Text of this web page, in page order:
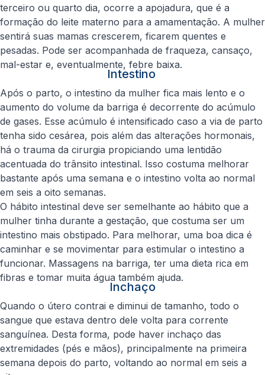
terceiro ou quarto dia, ocorre a apojadura, que é a
formação do leite materno para a amamentação. A mulher
sentirá suas mamas crescerem, ficarem quentes e
pesadas. Pode ser acompanhada de fraqueza, cansaço,
mal-estar e, eventualmente, febre baixa.
Intestino
Após o parto, o intestino da mulher fica mais lento e o
aumento do volume da barriga é decorrente do acúmulo
de gases. Esse acúmulo é intensificado caso a via de parto
tenha sido cesárea, pois além das alterações hormonais,
há o trauma da cirurgia propiciando uma lentidão
acentuada do trânsito intestinal. Isso costuma melhorar
bastante após uma semana e o intestino volta ao normal
em seis a oito semanas.
O hábito intestinal deve ser semelhante ao hábito que a
mulher tinha durante a gestação, que costuma ser um
intestino mais obstipado. Para melhorar, uma boa dica é
caminhar e se movimentar para estimular o intestino a
funcionar. Massagens na barriga, ter uma dieta rica em
fibras e tomar muita água também ajuda.
Inchaço
Quando o útero contrai e diminui de tamanho, todo o
sangue que estava dentro dele volta para corrente
sanguínea. Desta forma, pode haver inchaço das
extremidades (pés e mãos), principalmente na primeira
semana depois do parto, voltando ao normal em seis a